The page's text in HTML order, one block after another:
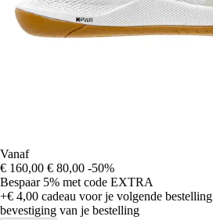
Vanaf
€ 160,00 € 80,00 -50%
Bespaar 5% met code EXTRA
+€ 4,00 cadeau voor je volgende bestelling
bevestiging van je bestelling